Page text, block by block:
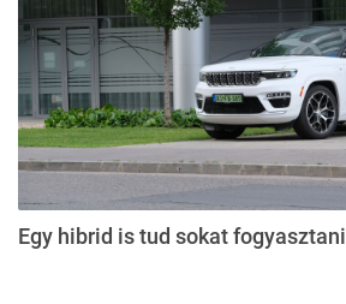
Egy hibrid is tud sokat fogyasztani